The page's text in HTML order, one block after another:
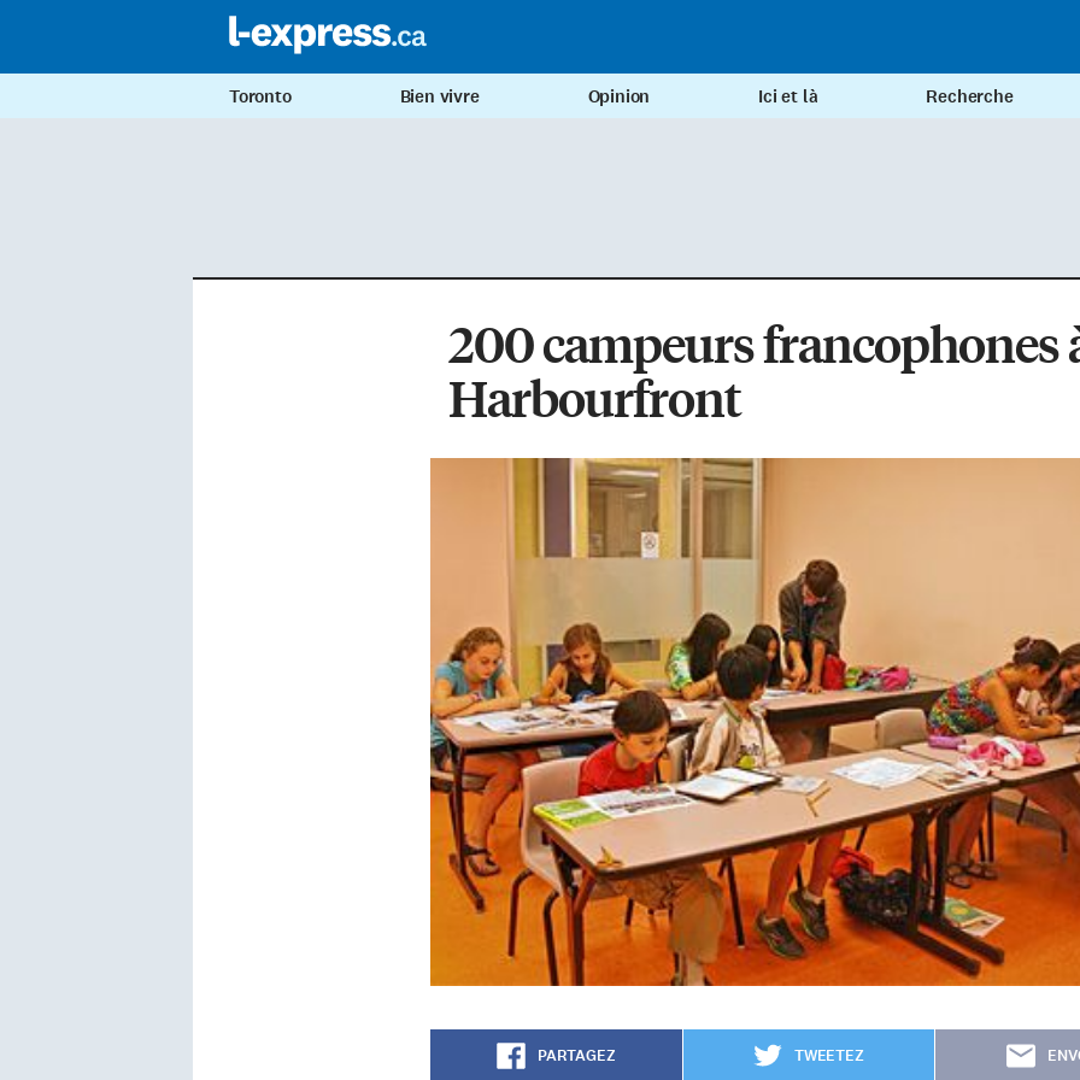
Toronto Bien vivre Opinion Ici et là Recherche
200 campeurs francophones
Harbourfront
PARTAGEZ TWEETEZ